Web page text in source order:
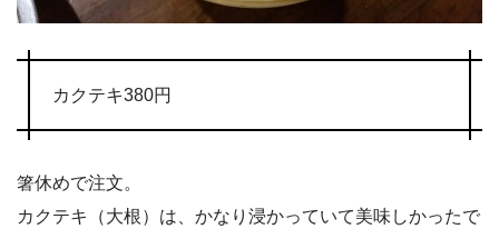
カクテキ380円
箸休めで注文。
カクテキ（大根）は、かなり浸かっていて美味しかったで